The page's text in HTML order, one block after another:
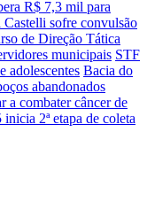
R$ 7,3 mil para
sofre convulsão
de Direção Tática
municipais STF
adolescentes Bacia do
abandonados
a combater câncer de
2ª etapa de coleta